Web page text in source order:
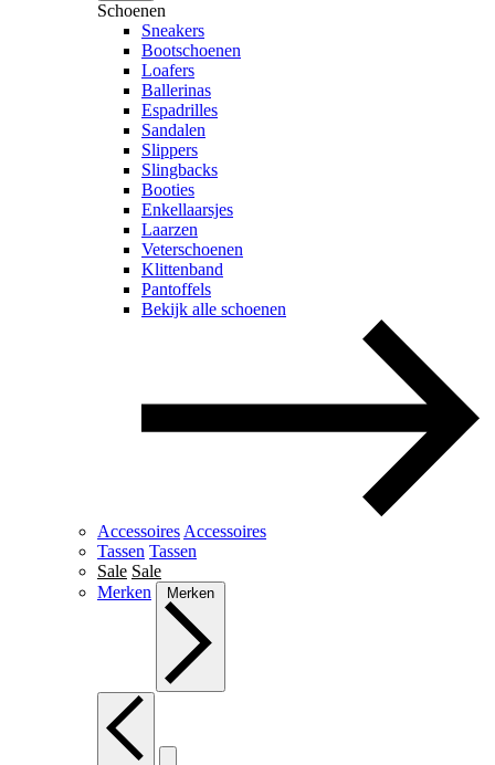
Schoenen
Sneakers
Bootschoenen
Loafers
Ballerinas
Espadrilles
Sandalen
Slippers
Slingbacks
Booties
Enkellaarsjes
Laarzen
Veterschoenen
Klittenband
Pantoffels
Bekijk alle schoenen
Accessoires Accessoires
Tassen Tassen
Sale Sale
Merken
Merken